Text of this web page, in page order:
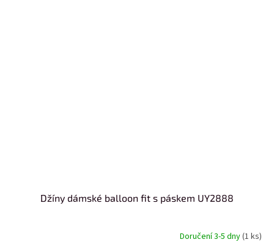
Džíny dámské balloon fit s páskem UY2888
Doručení 3-5 dny(1 ks)